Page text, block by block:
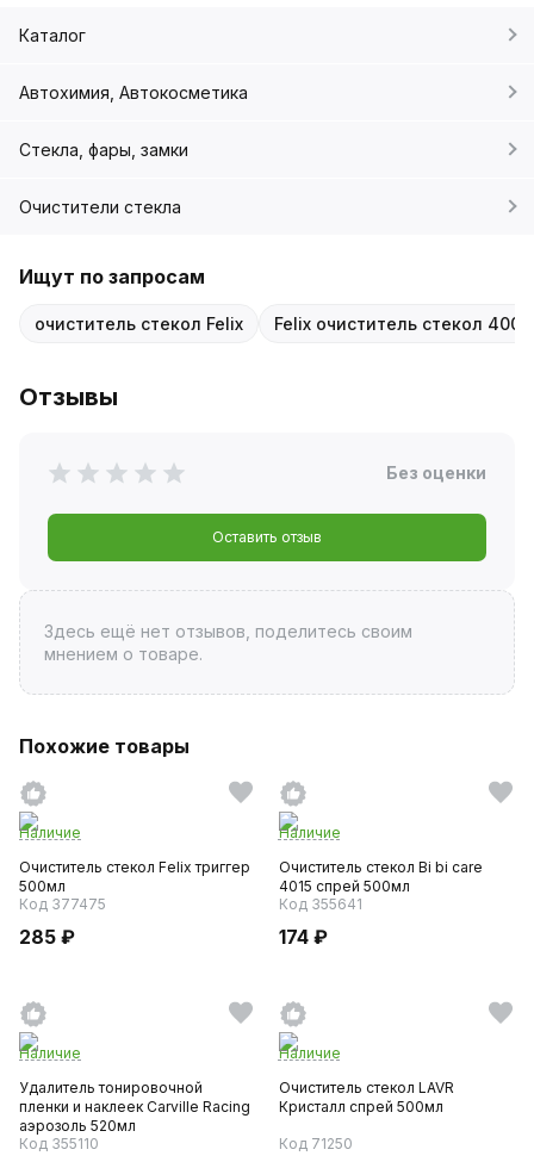
Каталог
Автохимия, Автокосметика
Стекла, фары, замки
Очистители стекла
Ищут по запросам
очиститель стекол Felix Felix очиститель стекол
Отзывы
Без оценки
Оставить отзыв
Здесь ещё нет отзывов, поделитесь своим
мнением о товаре.
Похожие товары
Наличие
Очиститель стекол Felix триггер
500мл
Код 377475
285 ₽
Наличие
Очиститель стекол Bi bi care
4015 спрей 500мл
Код 355641
174 ₽
Наличие
Удалитель тонировочной
пленки и наклеек Carville Racing
аэрозоль 520мл
Код 355110
Наличие
Очиститель стекол LAVR
Кристалл спрей 500мл
Код 71250